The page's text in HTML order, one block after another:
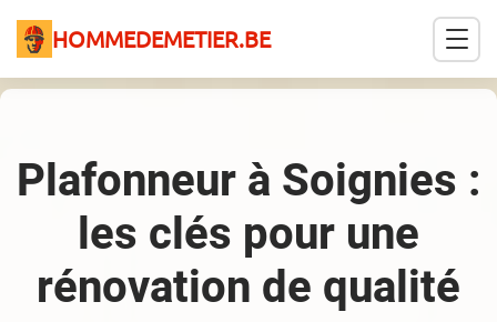
HOMMEDEMETIER.BE
Plafonneur à Soignies :
les clés pour une
rénovation de qualité